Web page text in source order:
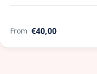
From €40,00